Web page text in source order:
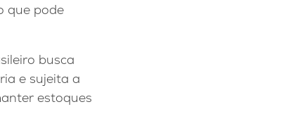
que pode
busca
e sujeita a
estoques